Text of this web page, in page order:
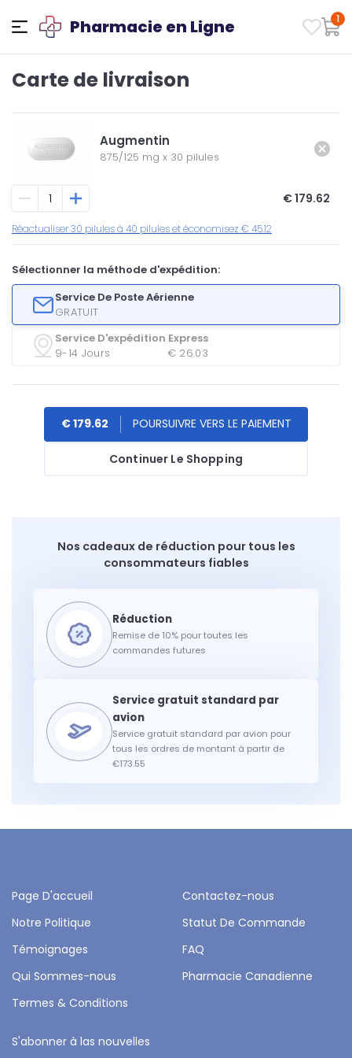
Pharmacie en Ligne 1
Carte de livraison
Augmentin
875/125 mg x 30 pilules
€ 179.62
Réactualiser 30 pilules à 40 pilules et économisez € 45.12
Sélectionner la méthode d'expédition:
Service De Poste Aérienne
GRATUIT
Service D'expédition Express
9-14 Jours
€ 26.03
Continuer Le Shopping
€ 179.62
Nos cadeaux de réduction pour tous les
consommateurs fiables
Remise de 10% pour toutes les
commandes futures
Service gratuit standard par avion pour
tous les ordres de montant à partir de
€173.55
Page D'accueil
Contactez-nous
Notre Politique
Statut De Commande
Témoignages
FAQ
Qui Sommes-nous
Pharmacie Canadienne
Termes & Conditions
S'abonner à las nouvelles